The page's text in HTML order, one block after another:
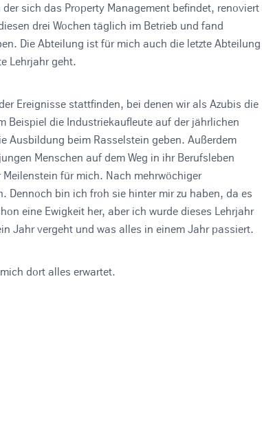
sich das Property Management befindet, renoviert
drei Wochen täglich im Betrieb und fand
Die Abteilung ist für mich auch die letzte Abteilung
Lehrjahr geht.
Ereignisse stattfinden, bei denen wir als Azubis die
Beispiel die Industriekaufleute auf der jährlichen
Ausbildung beim Rasselstein geben. Außerdem
Menschen auf dem Weg in ihr Berufsleben
für mich. Nach mehrwöchiger
Dennoch bin ich froh sie hinter mir zu haben, da es
eine Ewigkeit her, aber ich wurde dieses Lehrjahr
Jahr vergeht und was alles in einem Jahr passiert.
dort alles erwartet.